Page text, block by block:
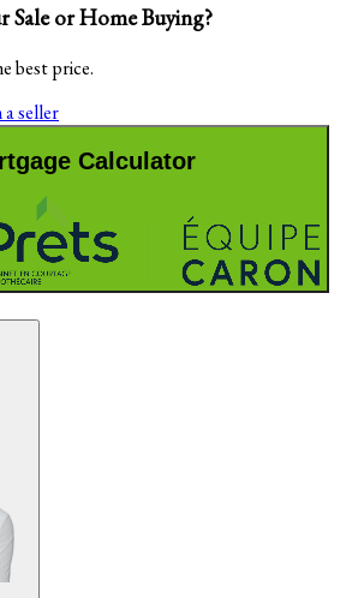
or Home Buying?
best price.
a seller
Calculator